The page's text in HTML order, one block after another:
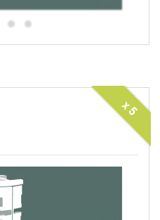
x 5